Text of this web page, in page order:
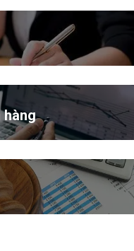
hàng